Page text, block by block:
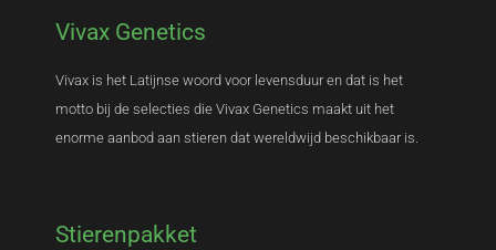
Vivax Genetics
Vivax is het Latijnse woord voor levensduur en dat is het
motto bij de selecties die Vivax Genetics maakt uit het
enorme aanbod aan stieren dat wereldwijd beschikbaar is.
Stierenpakket